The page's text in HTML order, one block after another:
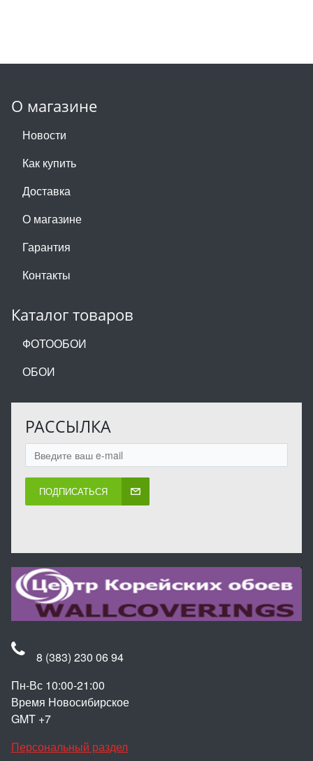
О магазине
Новости
Как купить
Доставка
О магазине
Гарантия
Контакты
Каталог товаров
ФОТООБОИ
ОБОИ
РАССЫЛКА
ПОДПИСАТЬСЯ
8 (383) 230 06 94
Пн-Вс 10:00-21:00
Время Новосибирское
GMT +7
Персональный раздел